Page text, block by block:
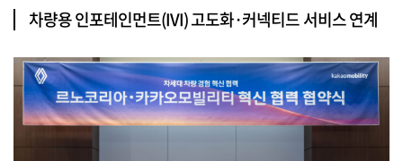
차량용 인포테인먼트(IVI) 고도화·커넥티드 서비스 연계